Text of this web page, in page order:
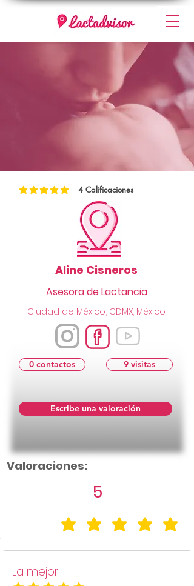
4 Calificaciones
la calificación promedio es 5 de 5, basada en 4
Aline Cisneros
Asesora de Lactancia
Ciudad de México, CDMX, México
0 contactos 9 visitas
Escribe una valoración
Valoraciones:
5
la calificación
La mejor